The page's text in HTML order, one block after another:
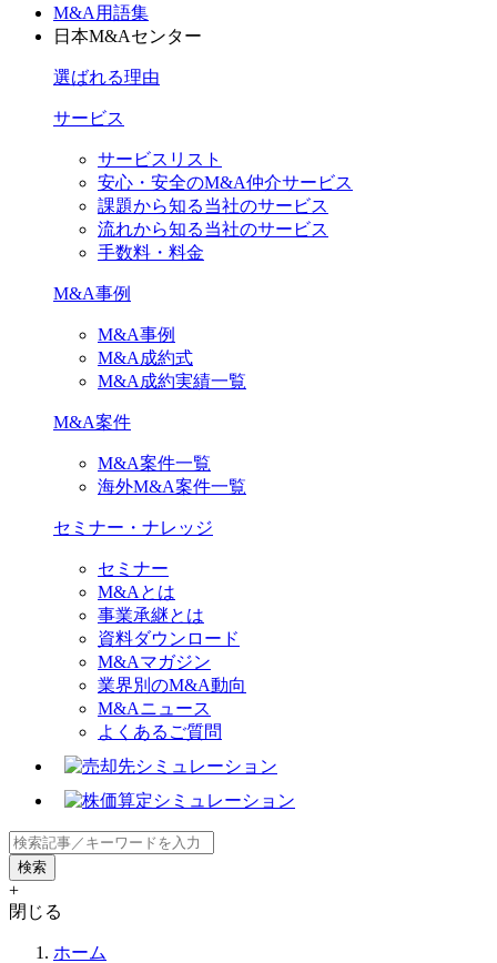
M&A用語集
日本M&Aセンター
選ばれる理由
サービス
サービスリスト
安心・安全のM&A仲介サービス
課題から知る当社のサービス
流れから知る当社のサービス
手数料・料金
M&A事例
M&A事例
M&A成約式
M&A成約実績一覧
M&A案件
M&A案件一覧
海外M&A案件一覧
セミナー・ナレッジ
セミナー
M&Aとは
事業承継とは
資料ダウンロード
M&Aマガジン
業界別のM&A動向
M&Aニュース
よくあるご質問
+
閉じる
ホーム